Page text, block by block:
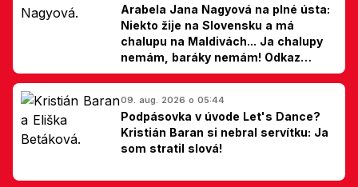
Arabela Jana Nagyová na plné ústa:
Niekto žije na Slovensku a má
chalupu na Maldivách... Ja chalupy
nemám, baráky nemám! Odkaz
Slovákom
09. aug. 2026 o 05:44
Podpásovka v úvode Let's Dance?
Kristián Baran si nebral servítku: Ja
som stratil slová!